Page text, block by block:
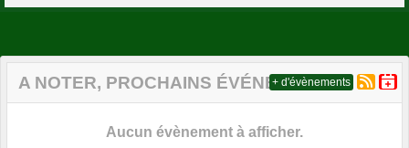
A NOTER, PROCHAINS ÉVÉNEMENTS
Aucun évènement à afficher.
+ d'évènements